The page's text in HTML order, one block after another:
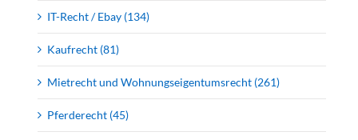
IT-Recht / Ebay (134)
Kaufrecht (81)
Mietrecht und Wohnungseigentumsrecht (261)
Pferderecht (45)